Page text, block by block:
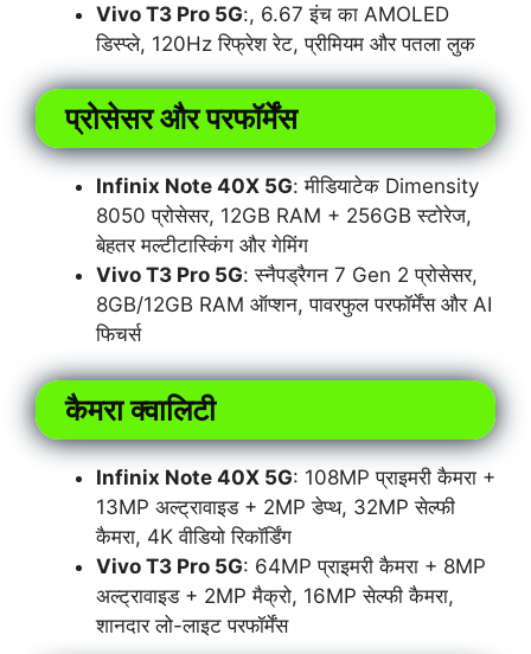
Vivo T3 Pro 5G:, 6.67 इंच का AMOLED
डिस्प्ले, 120Hz रिफ्रेश रेट, प्रीमियम और पतला लुक
प्रोसेसर और परफॉर्मेंस
Infinix Note 40X 5G: मीडियाटेक Dimensity
8050 प्रोसेसर, 12GB RAM + 256GB स्टोरेज,
बेहतर मल्टीटास्किंग और गेमिंग
Vivo T3 Pro 5G: स्नैपड्रैगन 7 Gen 2 प्रोसेसर,
8GB/12GB RAM ऑप्शन, पावरफुल परफॉर्मेंस और AI
फिचर्स
कैमरा क्वालिटी
Infinix Note 40X 5G: 108MP प्राइमरी कैमरा +
13MP अल्ट्रावाइड + 2MP डेप्थ, 32MP सेल्फी
कैमरा, 4K वीडियो रिकॉर्डिंग
Vivo T3 Pro 5G: 64MP प्राइमरी कैमरा + 8MP
अल्ट्रावाइड + 2MP मैक्रो, 16MP सेल्फी कैमरा,
शानदार लो-लाइट परफॉर्मेंस